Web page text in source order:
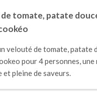
tomate, patate
velouté de tomate, patate
pour 4 personnes,
et pleine de saveurs.